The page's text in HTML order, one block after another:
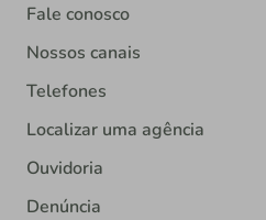
Fale conosco
Nossos canais
Telefones
Localizar uma agência
Ouvidoria
Denúncia